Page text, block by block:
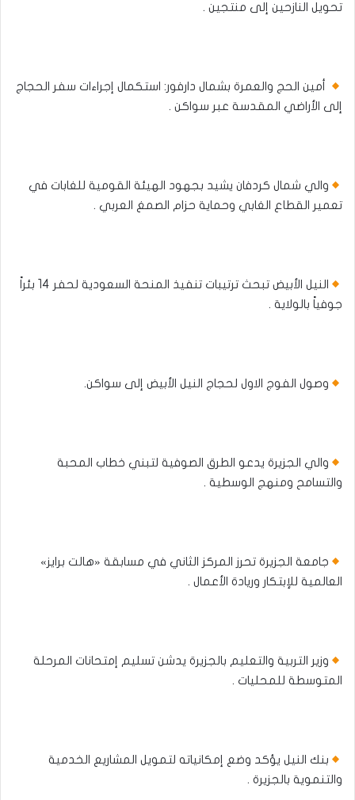
تحويل النازحين إلى منتجين .
أمين الحج والعمرة بشمال دارفور: استكمال إجراءات سفر الحجاج
إلى الأراضي المقدسة عبر سواكن .
والي شمال كردفان يشيد بجهود الهيئة القومية للغابات في
تعمير القطاع الغابي وحماية حزام الصمغ العربي .
النيل الأبيض تبحث ترتيبات تنفيذ المنحة السعودية لحفر 14 بئراً
جوفياً بالولاية .
وصول الفوج الاول لحجاج النيل الأبيض إلى سواكن.
والي الجزيرة يدعو الطرق الصوفية لتبني خطاب المحبة
والتسامح ومنهج الوسطية .
جامعة الجزيرة تحرز المركز الثاني في مسابقة «هالت برايز»
العالمية للإبتكار وريادة الأعمال .
وزير التربية والتعليم بالجزيرة يدشن تسليم إمتحانات المرحلة
المتوسطة للمحليات .
بنك النيل يؤكد وضع إمكانياته لتمويل المشاريع الخدمية
والتنموية بالجزيرة .